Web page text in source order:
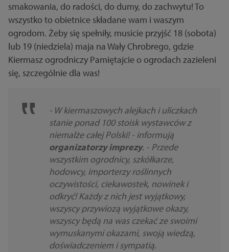
smakowania, do radości, do dumy, do zachwytu! To
wszystko to obietnice składane wam i waszym
ogrodom. Żeby się spełniły, musicie przyjść 18 (sobota)
lub 19 (niedziela) maja na Wały Chrobrego, gdzie
Kiermasz ogrodniczy Pamiętajcie o ogrodach zazieleni
się, szczególnie dla was!
- W kiermaszowych alejkach i uliczkach
stanie ponad 100 stoisk wystawców z
niemalże całej Polski! - informują
organizatorzy imprezy. - Przede
wszystkim ogrodnicy, szkółkarze,
hodowcy, importerzy roślinnych
oczywistości, ciekawostek, nowinek i
odkryć! Każdy z nich jest wyjątkowy,
wszyscy przywiozą wyjątkowe okazy,
wszyscy będą na was czekać ze swoimi
wymuskanymi okazami, swoją wiedzą,
doświadczeniem i sympatią.